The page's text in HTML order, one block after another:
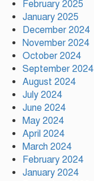
February 2025
January 2025
December 2024
November 2024
October 2024
September 2024
August 2024
July 2024
June 2024
May 2024
April 2024
March 2024
February 2024
January 2024